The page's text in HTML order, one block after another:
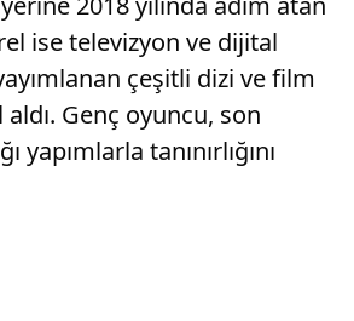
ise televizyon ve dijital
çeşitli dizi ve film
Genç oyuncu, son
yapımlarla tanınırlığını